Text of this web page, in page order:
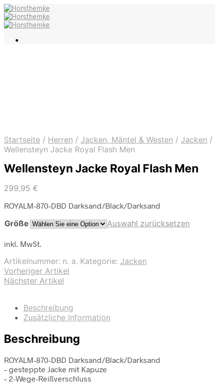
Startseite / Herren / Jacken, Mäntel & Westen / Jacken /
Wellensteyn Jacke Royal Flash Men
Wellensteyn Jacke Royal Flash Men
299,95 €
ROYALM-870-DBD Darksand/Black/Darksand
Größe Auswahl zurücksetzen
inkl. MwSt.
Artikelnummer: n. a. Kategorie: Jacken
Vorheriger Artikel
Nächster Artikel
Beschreibung
Zusätzliche Information
Beschreibung
ROYALM-870-DBD Darksand/Black/Darksand
– gesteppte Jacke mit Kapuze
– 2-Wege-Reißverschluss